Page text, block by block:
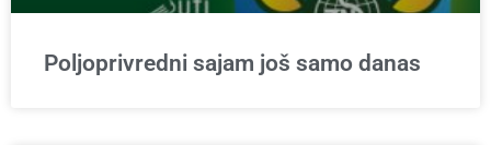
Poljoprivredni sajam još samo danas